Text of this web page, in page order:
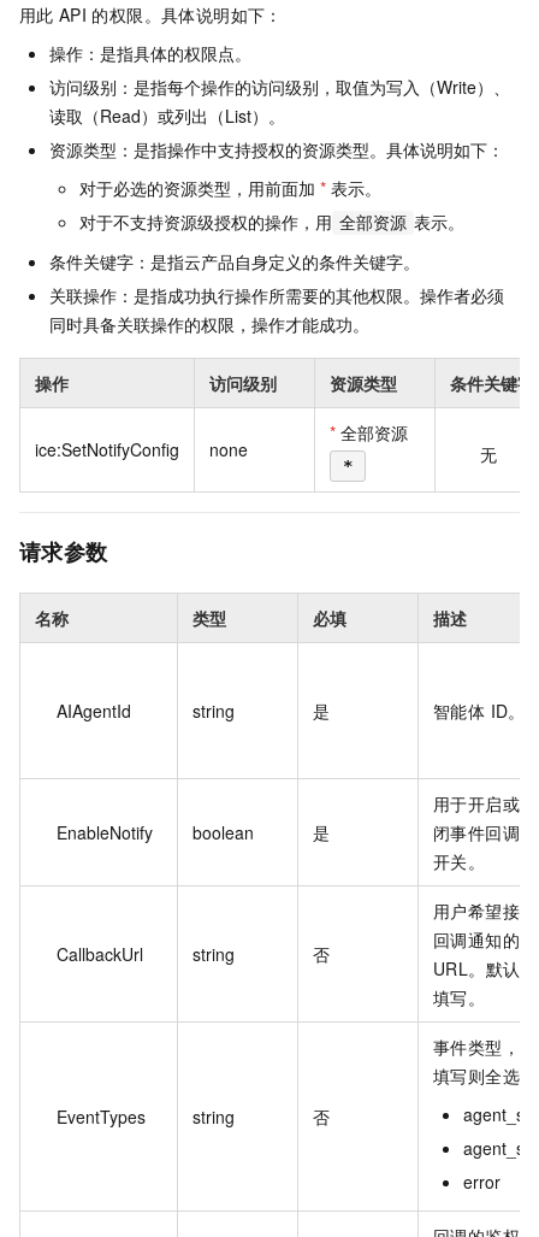
用此 API 的权限。具体说明如下：
操作：是指具体的权限点。
访问级别：是指每个操作的访问级别，取值为写入（Write）、
读取（Read）或列出（List）。
资源类型：是指操作中支持授权的资源类型。具体说明如下：
对于必选的资源类型，用前面加 * 表示。
对于不支持资源级授权的操作，用 全部资源 表示。
条件关键字：是指云产品自身定义的条件关键字。
关联操作：是指成功执行操作所需要的其他权限。操作者必须
同时具备关联操作的权限，操作才能成功。
操作 访问级别 资源类型 条件关键字
ice:SetNotifyConfig none
* 全部资源
* 无
请求参数
名称 类型 必填 描述
AIAgentId string 是 智能体 ID。
EnableNotify boolean 是
用于开启或关
闭事件回调的
开关。
CallbackUrl string 否
用户希望接收
回调通知的
URL。默认不
填写。
EventTypes string 否
事件类型，不
填写则全选。
error